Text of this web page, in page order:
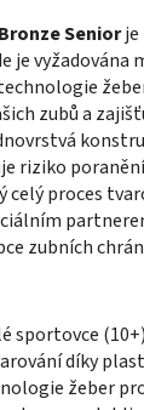
Seniorje
je vyžadována
zubů a
riziko
celý proces
zubních
sportovce (10+)
díky
žeber